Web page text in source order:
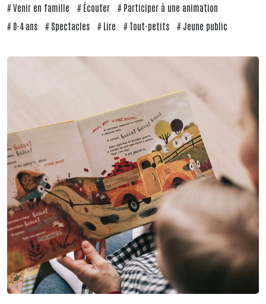
Venir en famille Écouter
Participer à une animation
0-4 ans
Spectacles Lire Tout-petits Jeune public